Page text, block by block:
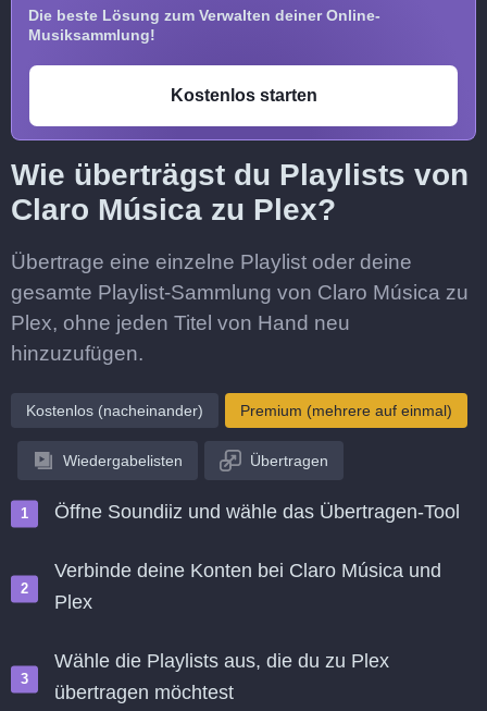
Die beste Lösung zum Verwalten deiner Online-
Musiksammlung!
Kostenlos starten
Wie überträgst du Playlists von
Claro Música zu Plex?
Übertrage eine einzelne Playlist oder deine
gesamte Playlist-Sammlung von Claro Música zu
Plex, ohne jeden Titel von Hand neu
hinzuzufügen.
Kostenlos (nacheinander) Premium (mehrere auf einmal)
Wiedergabelisten Übertragen
Öffne Soundiiz und wähle das Übertragen-Tool
Verbinde deine Konten bei Claro Música und
Plex
Wähle die Playlists aus, die du zu Plex
übertragen möchtest